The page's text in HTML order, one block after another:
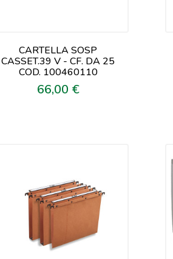
CARTELLA SOSP
CASSET.39 V - CF. DA 25
COD. 100460110
Prezzo
66,00 €